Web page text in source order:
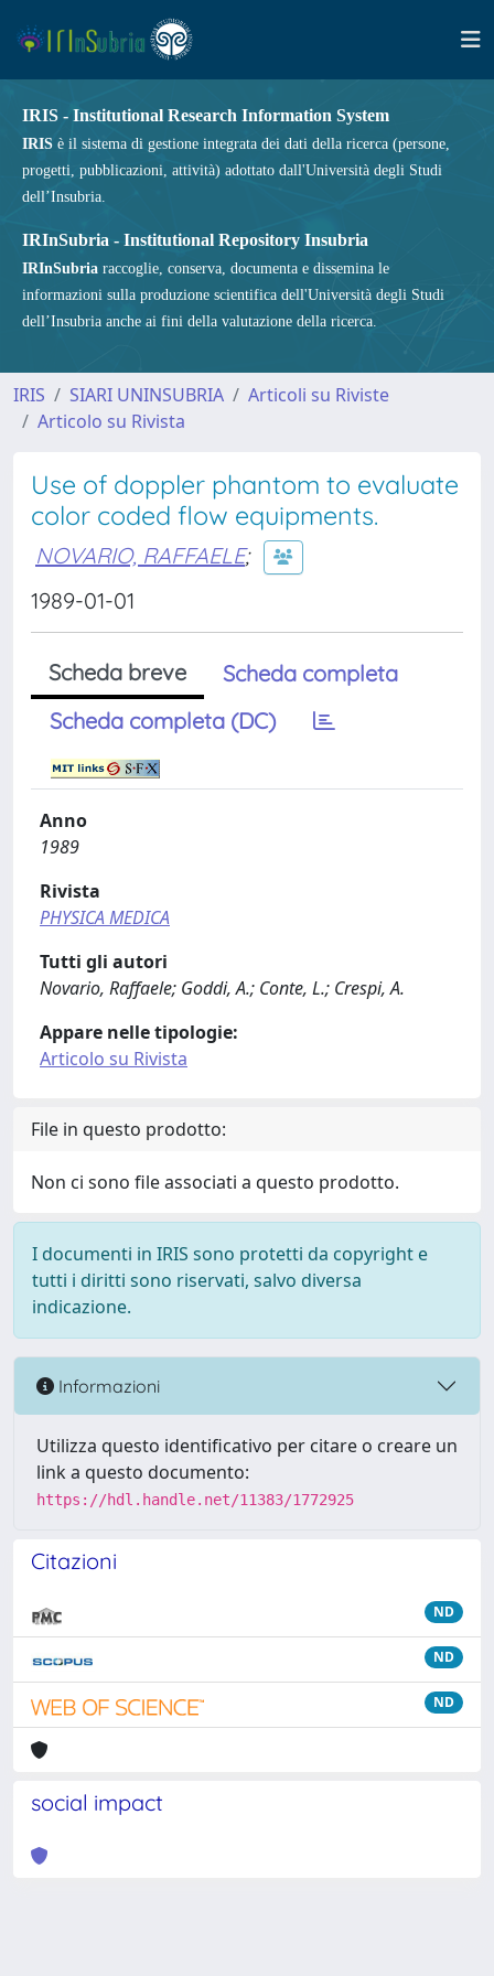
IRIS - Institutional Research Information System
IRIS è il sistema di gestione integrata dei dati della ricerca (persone,
progetti, pubblicazioni, attività) adottato dall'Università degli Studi
dell’Insubria.
IRInSubria - Institutional Repository Insubria
IRInSubria raccoglie, conserva, documenta e dissemina le
informazioni sulla produzione scientifica dell'Università degli Studi
dell’Insubria anche ai fini della valutazione della ricerca.
IRIS SIARI UNINSUBRIA
Articoli su Riviste
Articolo su Rivista
Use of doppler phantom to evaluate
color coded flow equipments.
NOVARIO, RAFFAELE;
1989-01-01
Scheda breve
Scheda completa
Scheda completa (DC)
Anno
1989
Rivista
PHYSICA MEDICA
Tutti gli autori
Novario, Raffaele; Goddi, A.; Conte, L.; Crespi, A.
Appare nelle tipologie:
Articolo su Rivista
File in questo prodotto:
Non ci sono file associati a questo prodotto.
I documenti in IRIS sono protetti da copyright e
tutti i diritti sono riservati, salvo diversa
indicazione.
Informazioni
Utilizza questo identificativo per citare o creare un
link a questo documento:
https://hdl.handle.net/11383/1772925
Citazioni
ND
ND
ND
social impact